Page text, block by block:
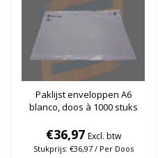
Paklijst enveloppen A6
blanco, doos à 1000 stuks
€36,97 Excl. btw
Stukprijs: €36,97 / Per Doos